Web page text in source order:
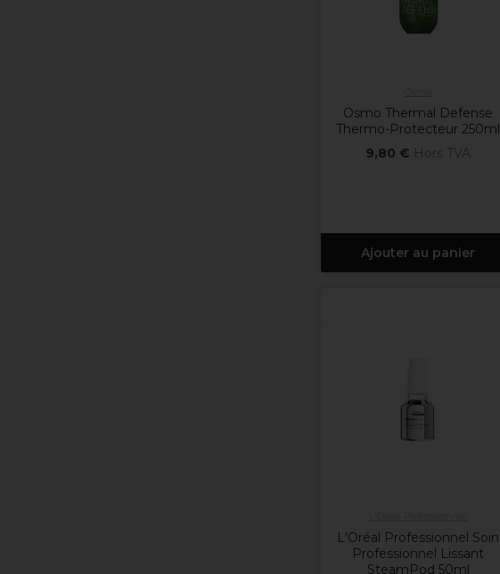
Osmo Thermal Defense
Thermo-Protecteur 250ml
9,80 € Hors TVA
Ajouter au panier
L'Oréal Professionnel Soin
Professionnel Lissant
SteamPod 50ml